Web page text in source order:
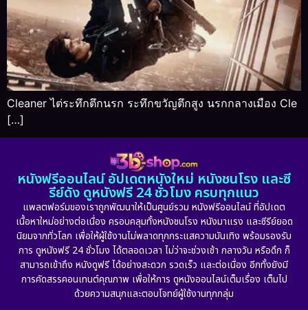
Cleaner ไต่ระทึกตึกนรก ระทึกขวัญตึกสูง นรกกลางเมือง Cle
[…]
หนังฟรีออนไลน์ อัปเดตหนังใหม่ หนังชนโรง และซี
รีย์ดัง ดูหนังฟรี 24 ชั่วโมง ครบทุกแนว
แพลตฟอร์มของเราถูกพัฒนาให้เป็นศูนย์รวม หนังฟรีออนไลน์ ที่อัปเดต
เนื้อหาใหม่อย่างต่อเนื่อง ครอบคลุมทั้งหนังชนโรง หนังมาแรง และซีรีย์ยอด
นิยมจากทั่วโลก เพื่อให้ผู้ใช้งานไม่พลาดทุกกระแสความบันเทิง พร้อมรองรับ
การ ดูหนังฟรี 24 ชั่วโมง ได้ตลอดเวลา ไม่ว่าจะช่วงเช้า กลางวัน หรือดึก ก็
สามารถเข้าถึง หนังดูฟรี ได้อย่างสะดวก รวดเร็ว และต่อเนื่อง อีกทั้งยังมี
การคัดสรรคอนเทนต์คุณภาพ เพื่อให้การ ดูหนังออนไลน์เต็มเรื่อง เต็มไป
ด้วยความสนุกและตอบโจทย์ผู้ใช้งานทุกกลุ่ม